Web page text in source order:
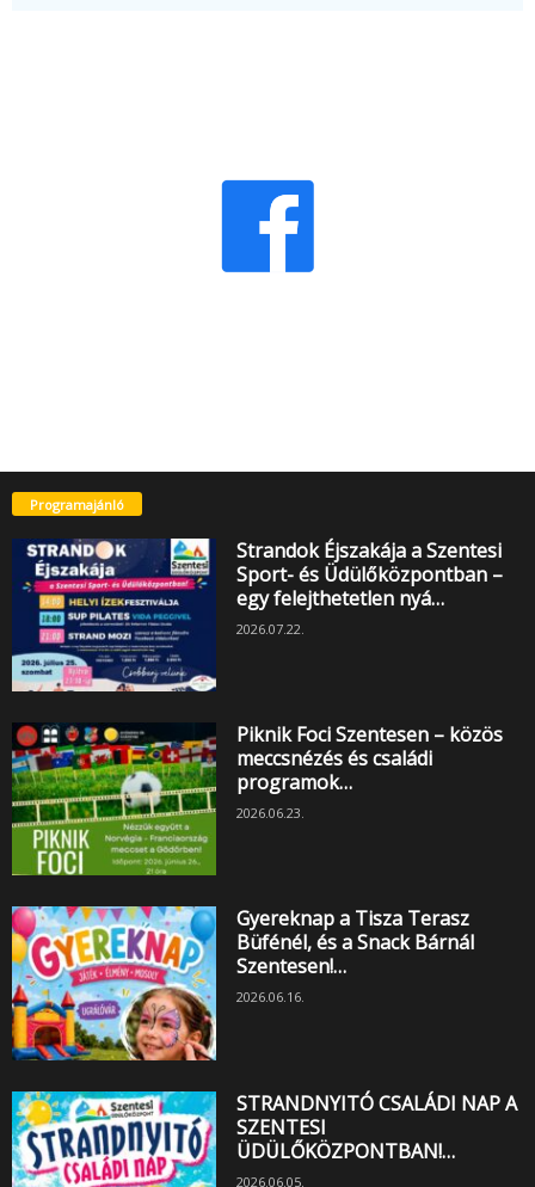
Programajánló
Strandok Éjszakája a Szentesi
Sport- és Üdülőközpontban –
egy felejthetetlen nyá…
2026.07.22.
Piknik Foci Szentesen – közös
meccsnézés és családi
programok…
2026.06.23.
Gyereknap a Tisza Terasz
Büfénél, és a Snack Bárnál
Szentesen!…
2026.06.16.
STRANDNYITÓ CSALÁDI NAP A
SZENTESI
ÜDÜLŐKÖZPONTBAN!…
2026.06.05.